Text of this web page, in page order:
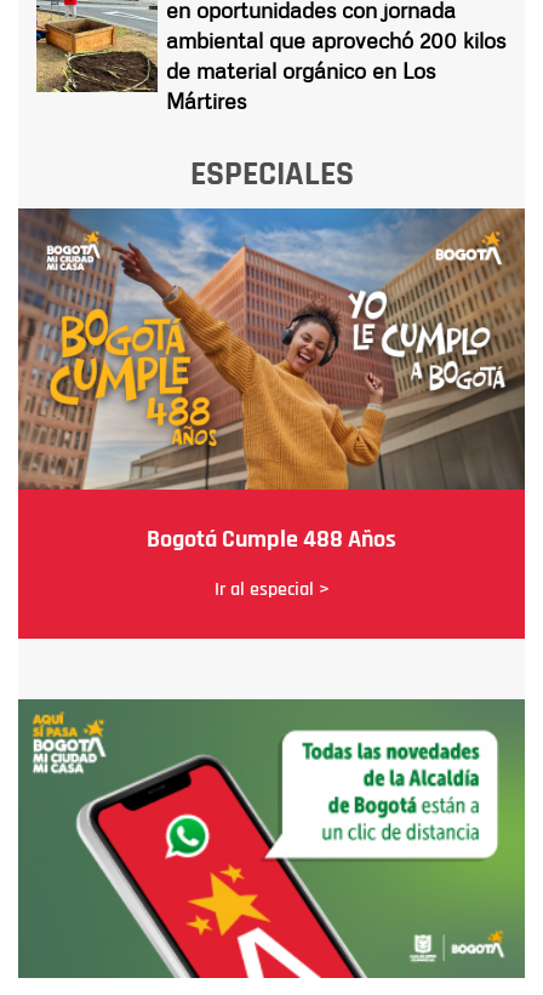
en oportunidades con jornada
ambiental que aprovechó 200 kilos
de material orgánico en Los
Mártires
ESPECIALES
Bogotá Cumple 488 Años
Ir al especial >